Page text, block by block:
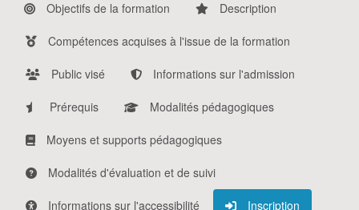
Objectifs de la formation Description
Compétences acquises à l'issue de la formation
Public visé Informations sur l'admission
Prérequis Modalités pédagogiques
Moyens et supports pédagogiques
Modalités d'évaluation et de suivi
Informations sur l'accessibilité Inscription